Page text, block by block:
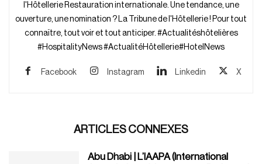
l'Hôtellerie Restauration internationale. Une tendance, une
ouverture, une nomination ? La Tribune de l'Hôtellerie ! Pour tout
connaître, tout voir et tout anticiper. #Actualitéshôtelières
#HospitalityNews #ActualitéHôtellerie#HotelNews
Facebook Instagram Linkedin X
ARTICLES CONNEXES
Abu Dhabi | L’IAAPA (International